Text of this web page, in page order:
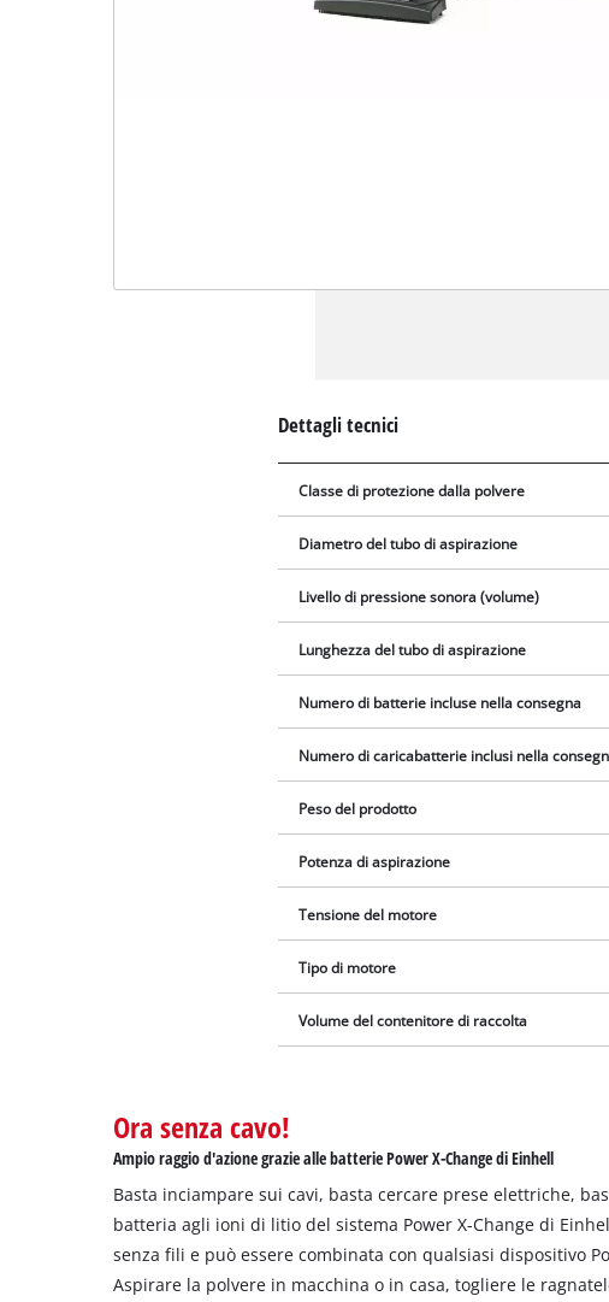
Dettagli tecnici
Classe di protezione dalla polvere
Diametro del tubo di aspirazione
Livello di pressione sonora (volume)
Lunghezza del tubo di aspirazione
Numero di batterie incluse nella consegna
Numero di caricabatterie inclusi nella
Peso del prodotto
Potenza di aspirazione
Tensione del motore
Tipo di motore
Volume del contenitore di raccolta
Ora senza cavo!
Ampio raggio d'azione grazie alle batterie Power X-Change di Einhell
Basta inciampare sui cavi, basta cercare prese elettriche,
batteria agli ioni di litio del sistema Power X-Change di
senza fili e può essere combinata con qualsiasi dispositivo
Aspirare la polvere in macchina o in casa, togliere le